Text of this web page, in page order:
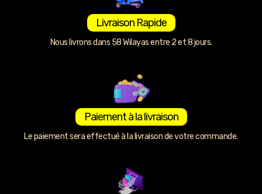
Livraison Rapide
Nous livrons dans 58 Wilayas entre 2 et 8 jours.
Paiement à la livraison
Le paiement sera effectué à la livraison de votre commande.